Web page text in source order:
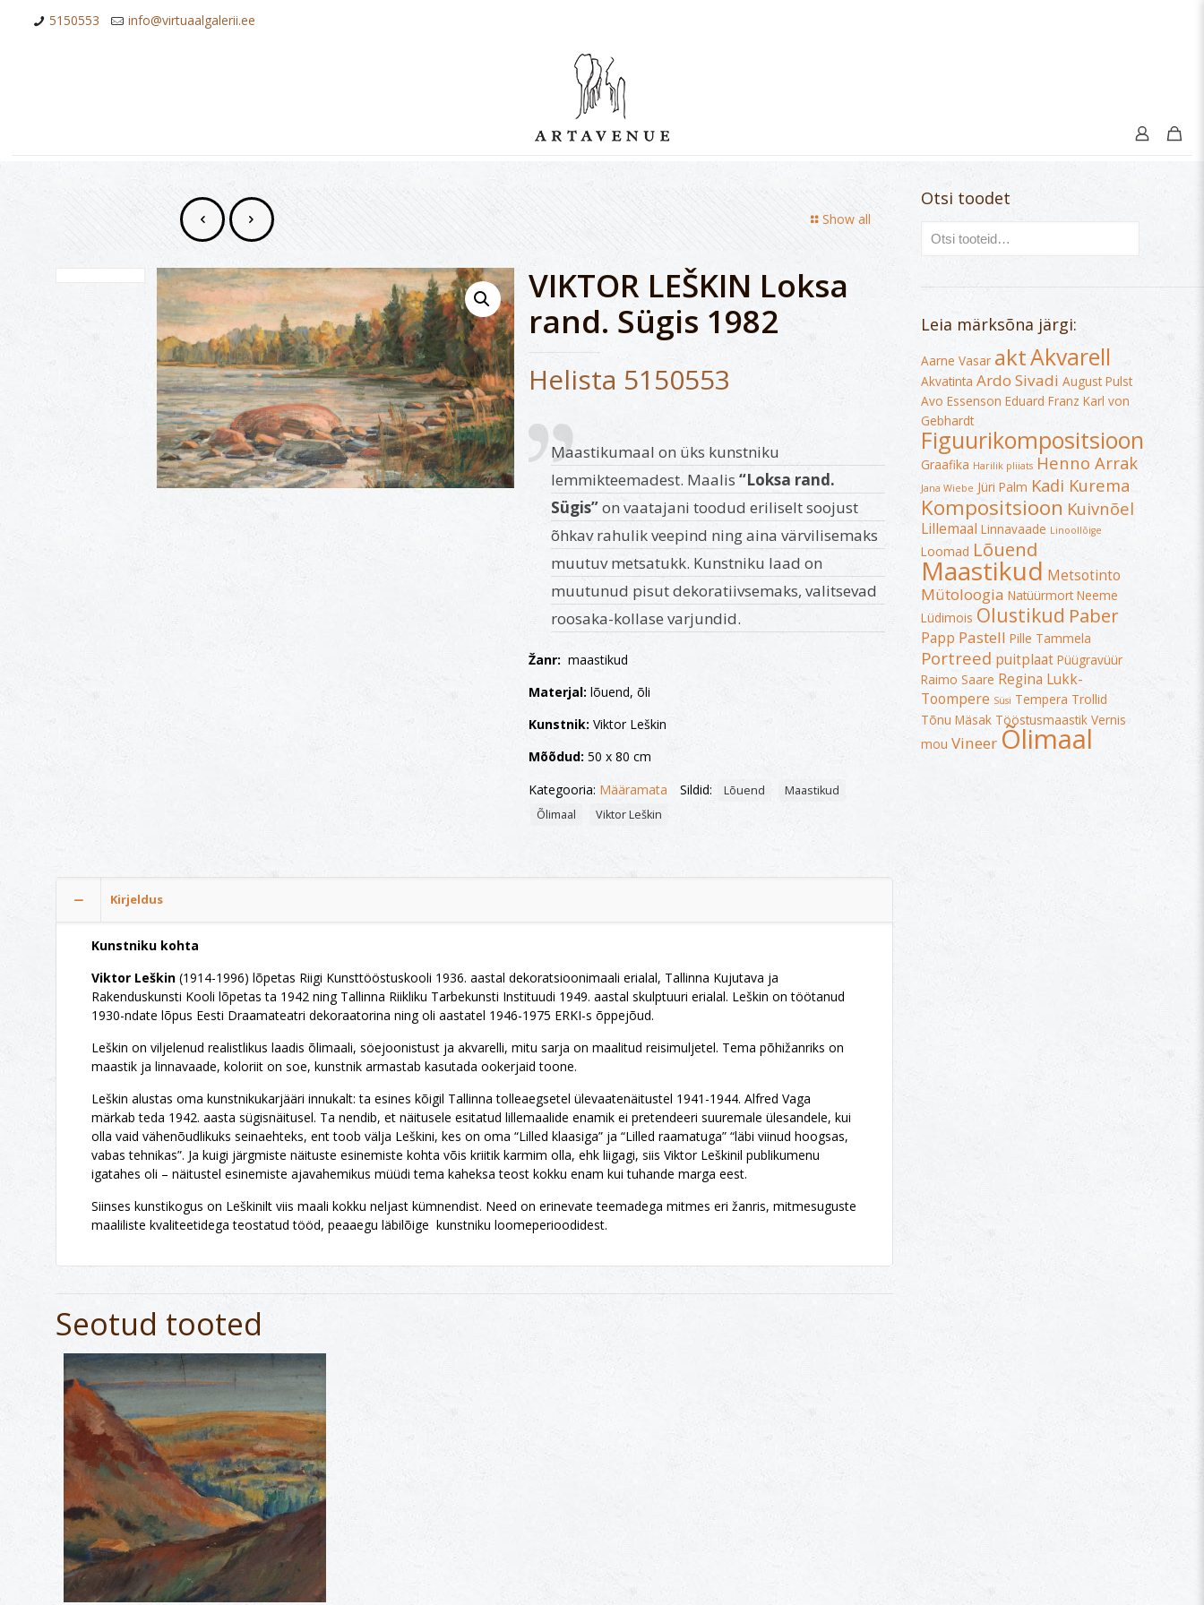
5150553 info@virtuaalgalerii.ee
Show all
VIKTOR LEŠKIN Loksa
rand. Sügis 1982
Helista 5150553
Maastikumaal on üks kunstniku
lemmikteemadest. Maalis“Loksa rand.
Sügis”on vaatajani toodud eriliselt soojust
õhkav rahulik veepind ning aina värvilisemaks
muutuv metsatukk. Kunstniku laad on
muutunud pisut dekoratiivsemaks, valitsevad
roosaka-kollase varjundid.
Žanr: maastikud
Materjal: lõuend, õli
Kunstnik: Viktor Leškin
Mõõdud: 50 x 80 cm
Kategooria: Määramata Sildid: Lõuend
Maastikud
Õlimaal
Viktor Leškin
Kirjeldus
Kunstniku kohta
Viktor Leškin(1914-1996) lõpetas Riigi Kunsttööstuskooli 1936. aastal dekoratsioonimaali erialal, Tallinna Kujutava ja
Rakenduskunsti Kooli lõpetas ta 1942 ning Tallinna Riikliku Tarbekunsti Instituudi 1949. aastal skulptuuri erialal. Leškin on töötanud
1930-ndate lõpus Eesti Draamateatri dekoraatorina ning oli aastatel 1946-1975 ERKI-s õppejõud.
Leškin on viljelenud realistlikus laadis õlimaali, söejoonistust ja akvarelli, mitu sarja on maalitud reisimuljetel. Tema põhižanriks on
maastik ja linnavaade, koloriit on soe, kunstnik armastab kasutada ookerjaid toone.
Leškin alustas oma kunstnikukarjääri innukalt: ta esines kõigil Tallinna tolleaegsetel ülevaatenäitustel 1941-1944. Alfred Vaga
märkab teda 1942. aasta sügisnäitusel. Ta nendib, et näitusele esitatud lillemaalide enamik ei pretendeeri suuremale ülesandele, kui
olla vaid vähenõudlikuks seinaehteks, ent toob välja Leškini, kes on oma “Lilled klaasiga” ja “Lilled raamatuga” “läbi viinud hoogsas,
vabas tehnikas”. Ja kuigi järgmiste näituste esinemiste kohta võis kriitik karmim olla, ehk liigagi, siis Viktor Leškinil publikumenu
igatahes oli – näitustel esinemiste ajavahemikus müüdi tema kaheksa teost kokku enam kui tuhande marga eest.
Siinses kunstikogus on Leškinilt viis maali kokku neljast kümnendist. Need on erinevate teemadega mitmes eri žanris, mitmesuguste
maaliliste kvaliteetidega teostatud tööd, peaaegu läbilõige kunstniku loomeperioodidest.
Seotud tooted
Otsi toodet
Leia märksõna järgi:
Aarne Vasar aktAkvarell
Akvatinta Ardo Sivadi August Pulst
Avo Essenson Eduard Franz Karl von
Gebhardt
Figuurikompositsioon
Graafika Harilik pliiats Henno Arrak
Jana Wiebe Jüri Palm Kadi Kurema
Kompositsioon Kuivnõel
Lillemaal Linnavaade Linoollõige
Loomad Lõuend
Maastikud Metsotinto
Mütoloogia Natüürmort Neeme
Lüdimois Olustikud Paber
Papp Pastell Pille Tammela
Portreed puitplaat Püügravüür
Raimo Saare Regina Lukk-
Toompere Süsi Tempera Trollid
Tõnu Mäsak Tööstusmaastik Vernis
mou Vineer Õlimaal